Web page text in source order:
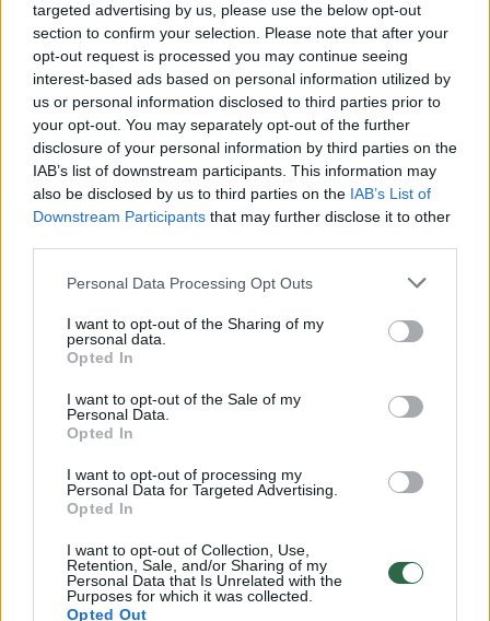
targeted advertising by us, please use the below opt-out
section to confirm your selection. Please note that after your
opt-out request is processed you may continue seeing
interest-based ads based on personal information utilized by
us or personal information disclosed to third parties prior to
your opt-out. You may separately opt-out of the further
disclosure of your personal information by third parties on the
IAB’s list of downstream participants. This information may
also be disclosed by us to third parties on the IAB’s List of
Downstream Participants that may further disclose it to other
Personal Data Processing Opt Outs
I want to opt-out of the Sharing of my
personal data.
Opted In
I want to opt-out of the Sale of my
Personal Data.
Opted In
I want to opt-out of processing my
Personal Data for Targeted Advertising.
Opted In
I want to opt-out of Collection, Use,
Retention, Sale, and/or Sharing of my
Personal Data that Is Unrelated with the
Purposes for which it was collected.
Opted Out
Visi įrašai
Žiūrimiausi įrašai
00:00:30
Vaizdai iš tragiškos avarijos Vilniaus r.: dviejų moterų ir
vaiko gyvybių išgelbėti nepavyko
00:00:57
Savaitės vidurys nusimato karštas: temperatūra kils iki
32 laipsnių šilumos
Žinios | Orai
Nufilmavo, kaip patvino Vilniaus Vakarinis aplinkkelis:
vaizdas pribloškia
V. Zalužno pasisakymą laiko bandymu įsitvirtinti